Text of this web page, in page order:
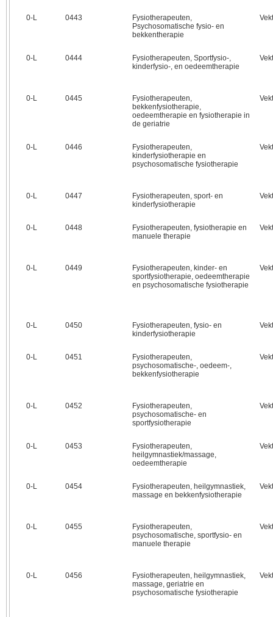
0‑L 0443
Fysiotherapeuten,
Psychosomatische fysio- en
bekkentherapie
0‑L 0444
Fysiotherapeuten, Sportfysio-,
kinderfysio-, en oedeemtherapie
0‑L 0445
Fysiotherapeuten,
bekkenfysiotherapie,
oedeemtherapie en fysiotherapie in
de geriatrie
0‑L 0446
Fysiotherapeuten,
kinderfysiotherapie en
psychosomatische fysiotherapie
0‑L 0447
Fysiotherapeuten, sport- en
kinderfysiotherapie
0‑L 0448
Fysiotherapeuten, fysiotherapie en
manuele therapie
0‑L 0449
Fysiotherapeuten, kinder- en
sportfysiotherapie, oedeemtherapie
en psychosomatische fysiotherapie
0‑L 0450
Fysiotherapeuten, fysio- en
kinderfysiotherapie
0‑L 0451
Fysiotherapeuten,
psychosomatische-, oedeem-,
bekkenfysiotherapie
0‑L 0452
Fysiotherapeuten,
psychosomatische- en
sportfysiotherapie
0‑L 0453
Fysiotherapeuten,
heilgymnastiek/massage,
oedeemtherapie
0‑L 0454
Fysiotherapeuten, heilgymnastiek,
massage en bekkenfysiotherapie
0‑L 0455
Fysiotherapeuten,
psychosomatische, sportfysio- en
manuele therapie
0‑L 0456
Fysiotherapeuten, heilgymnastiek,
massage, geriatrie en
psychosomatische fysiotherapie